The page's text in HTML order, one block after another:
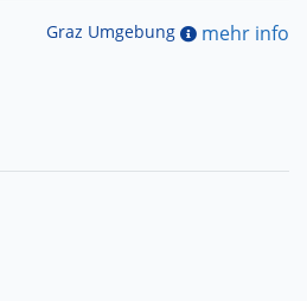
Graz Umgebung mehr info